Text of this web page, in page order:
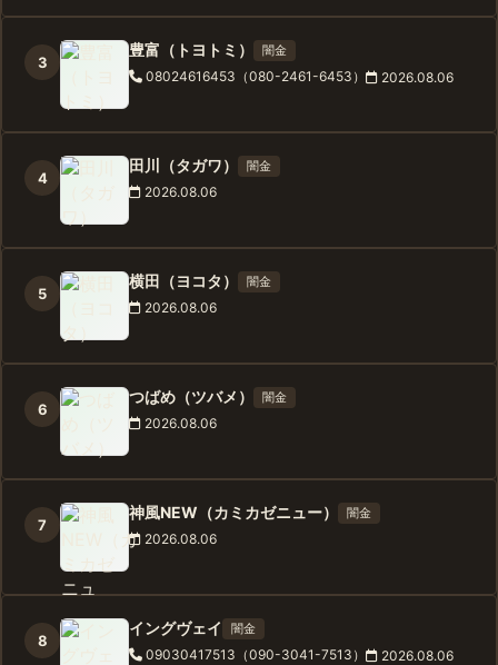
3
豊富（トヨトミ） 闇金
08024616453（080-2461-6453） 2026.08.06
4
田川（タガワ） 闇金
2026.08.06
5
横田（ヨコタ） 闇金
2026.08.06
6
つばめ（ツバメ） 闇金
2026.08.06
7
神風NEW（カミカゼニュー） 闇金
2026.08.06
8
イングヴェイ 闇金
09030417513（090-3041-7513） 2026.08.06